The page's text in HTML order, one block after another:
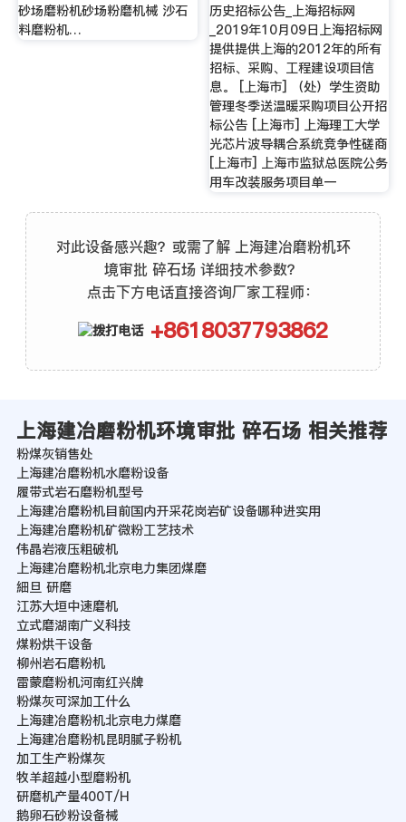
砂场磨粉机砂场粉磨机械 沙石
料磨粉机…
历史招标公告_上海招标网
_2019年10月09日上海招标网
提供提供上海的2012年的所有
招标、采购、工程建设项目信
息。 [上海市] （处）学生资助
管理冬季送温暖采购项目公开招
标公告 [上海市] 上海理工大学
光芯片波导耦合系统竞争性磋商
[上海市] 上海市监狱总医院公务
用车改装服务项目单一
对此设备感兴趣？或需了解 上海建冶磨粉机环
境审批 碎石场 详细技术参数？
点击下方电话直接咨询厂家工程师：
+8618037793862
上海建冶磨粉机环境审批 碎石场 相关推荐
粉煤灰销售处
上海建冶磨粉机水磨粉设备
履带式岩石磨粉机型号
上海建冶磨粉机目前国内开采花岗岩矿设备哪种进实用
上海建冶磨粉机矿微粉工艺技术
伟晶岩液压粗破机
上海建冶磨粉机北京电力集团煤磨
細旦 研磨
江苏大垣中速磨机
立式磨湖南广义科技
煤粉烘干设备
柳州岩石磨粉机
雷蒙磨粉机河南红兴牌
粉煤灰可深加工什么
上海建冶磨粉机北京电力煤磨
上海建冶磨粉机昆明腻子粉机
加工生产粉煤灰
牧羊超越小型磨粉机
研磨机产量400T/H
鹅卵石砂粉设备械